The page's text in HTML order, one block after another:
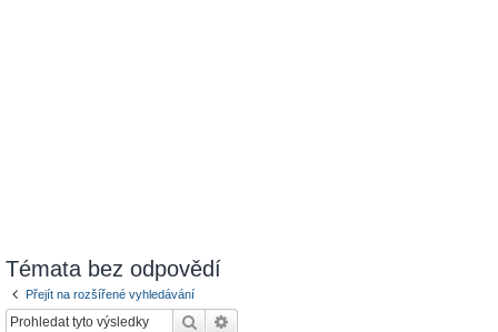
Témata bez odpovědí
Přejít na rozšířené vyhledávání
Hledat